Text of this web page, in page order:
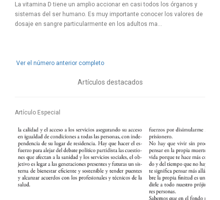
La vitamina D tiene un amplio accionar en casi todos los órganos y
sistemas del ser humano. Es muy importante conocer los valores de
dosaje en sangre particularmente en los adultos ma...
Ver el número anterior completo
Artículos destacados
Artículo Especial